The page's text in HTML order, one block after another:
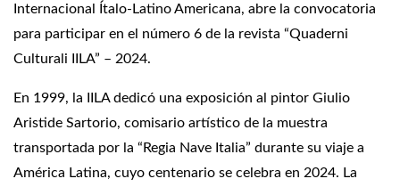
Internacional Ítalo-Latino Americana, abre la convocatoria
para participar en el número 6 de la revista “Quaderni
Culturali IILA” – 2024.
En 1999, la IILA dedicó una exposición al pintor Giulio
Aristide Sartorio, comisario artístico de la muestra
transportada por la “Regia Nave Italia” durante su viaje a
América Latina, cuyo centenario se celebra en 2024. La